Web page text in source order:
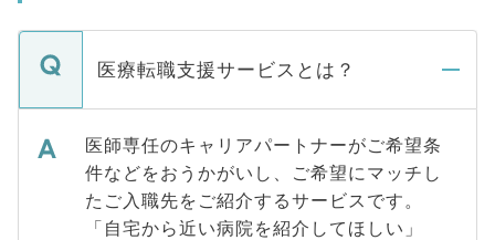
医療転職支援サービスとは？
医師専任のキャリアパートナーがご希望条
件などをおうかがいし、ご希望にマッチし
たご入職先をご紹介するサービスです。
「自宅から近い病院を紹介してほしい」